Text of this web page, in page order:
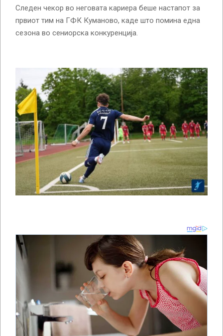
Следен чекор во неговата кариера беше настапот за
првиот тим на ГФК Куманово, каде што помина една
сезона во сениорска конкуренција.